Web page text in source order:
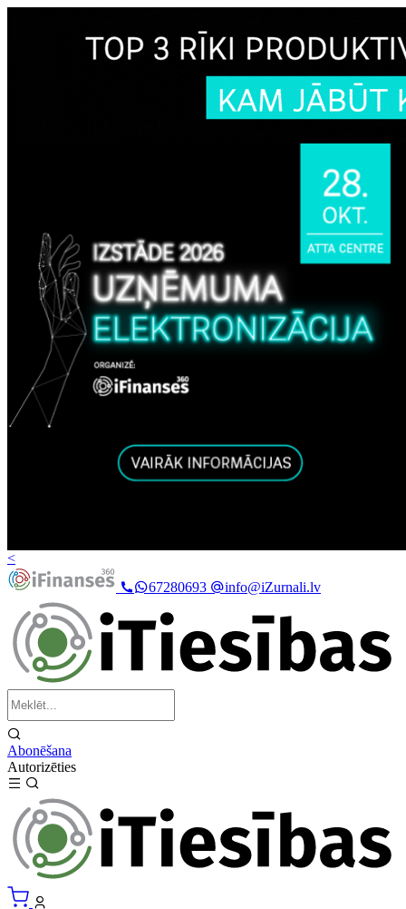
<
67280693
info@iZurnali.lv
Abonēšana
Autorizēties